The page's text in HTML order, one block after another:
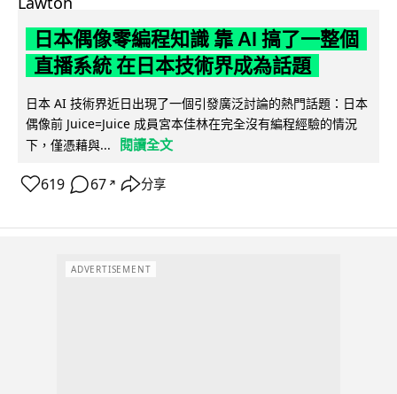
日本偶像零編程知識 靠 AI 搞了一整個
直播系統 在日本技術界成為話題
日本 AI 技術界近日出現了一個引發廣泛討論的熱門話題：日本
偶像前 Juice=Juice 成員宮本佳林在完全沒有編程經驗的情況
下，僅憑藉與...
閱讀全文
619 67 ↗ 分享
ADVERTISEMENT